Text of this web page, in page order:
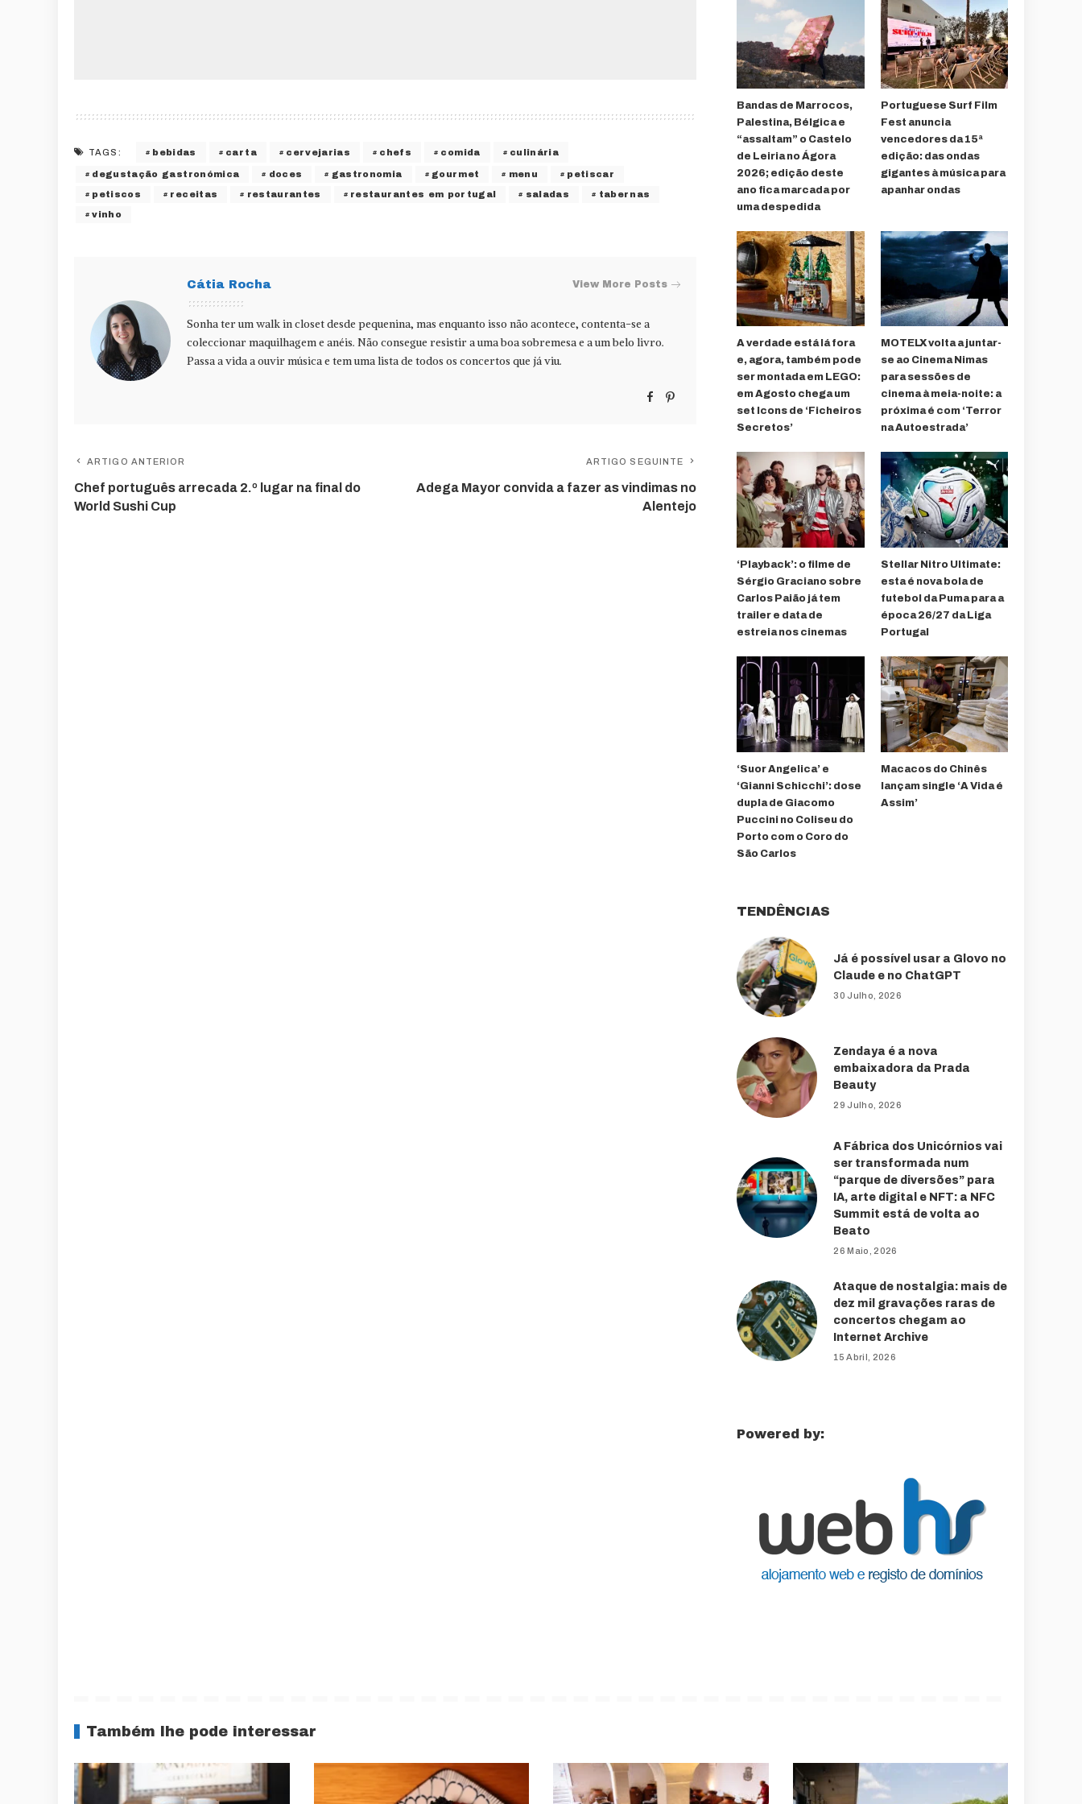
TAGS: bebidas carta cervejarias chefs comida culinária
degustação gastronómica doces gastronomia gourmet menu petiscar
petiscos receitas restaurantes restaurantes em portugal saladas tabernas
vinho
Cátia Rocha View More Posts
Sonha ter um walk in closet desde pequenina, mas enquanto isso não acontece, contenta-se a
coleccionar maquilhagem e anéis. Não consegue resistir a uma boa sobremesa e a um belo livro.
Passa a vida a ouvir música e tem uma lista de todos os concertos que já viu.
ARTIGO ANTERIOR
Chef português arrecada 2.º lugar na final do
World Sushi Cup
ARTIGO SEGUINTE
Adega Mayor convida a fazer as vindimas no
Alentejo
Bandas de Marrocos,
Palestina, Bélgica e
“assaltam” o Castelo
de Leiria no Ágora
2026; edição deste
ano fica marcada por
uma despedida
Portuguese Surf Film
Fest anuncia
vencedores da 15ª
edição: das ondas
gigantes à música para
apanhar ondas
A verdade está lá fora
e, agora, também pode
ser montada em LEGO:
em Agosto chega um
set Icons de ‘Ficheiros
Secretos’
MOTELX volta a juntar-
se ao Cinema Nimas
para sessões de
cinema à meia-noite: a
próxima é com ‘Terror
na Autoestrada’
‘Playback’: o filme de
Sérgio Graciano sobre
Carlos Paião já tem
trailer e data de
estreia nos cinemas
Stellar Nitro Ultimate:
esta é nova bola de
futebol da Puma para a
época 26/27 da Liga
Portugal
‘Suor Angelica’ e
‘Gianni Schicchi’: dose
dupla de Giacomo
Puccini no Coliseu do
Porto com o Coro do
São Carlos
Macacos do Chinês
lançam single ‘A Vida é
Assim’
TENDÊNCIAS
Já é possível usar a Glovo no
Claude e no ChatGPT
30 Julho, 2026
Zendaya é a nova
embaixadora da Prada
Beauty
29 Julho, 2026
A Fábrica dos Unicórnios vai
ser transformada num
“parque de diversões” para
IA, arte digital e NFT: a NFC
Summit está de volta ao
Beato
26 Maio, 2026
Ataque de nostalgia: mais de
dez mil gravações raras de
concertos chegam ao
Internet Archive
15 Abril, 2026
Powered by:
Também lhe pode interessar